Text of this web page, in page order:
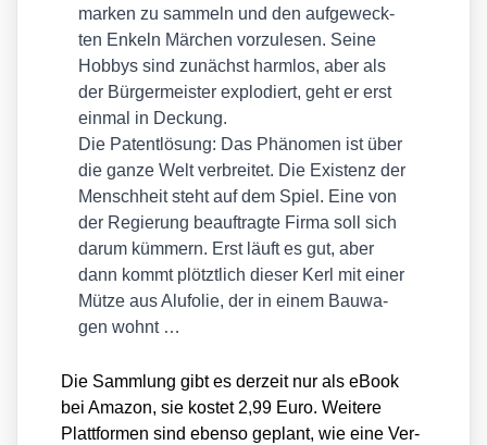
mar­ken zu sam­meln und den auf­ge­weck­
ten Enkeln Mär­chen vor­zu­le­sen. Sei­ne
Hob­bys sind zunächst harm­los, aber als
der Bür­ger­meis­ter explo­diert, geht er erst
ein­mal in Deckung.
Die Patent­lö­sung: Das Phä­no­men ist über
die gan­ze Welt ver­brei­tet. Die Exis­tenz der
Mensch­heit steht auf dem Spiel. Eine von
der Regie­rung beauf­trag­te Fir­ma soll sich
dar­um küm­mern. Erst läuft es gut, aber
dann kommt plötzt­lich die­ser Kerl mit einer
Müt­ze aus Alu­fo­lie, der in einem Bau­wa­
gen wohnt …
Die Samm­lung gibt es der­zeit nur als eBook
bei Ama­zon, sie kos­tet 2,99 Euro. Wei­te­re
Platt­for­men sind eben­so geplant, wie eine Ver­